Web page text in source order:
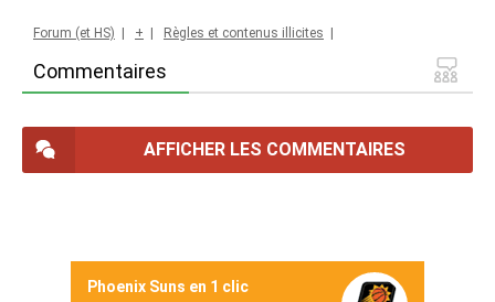
Commentaires
Forum (et HS) | + | Règles et contenus illicites |
AFFICHER LES COMMENTAIRES
Phoenix Suns en 1 clic